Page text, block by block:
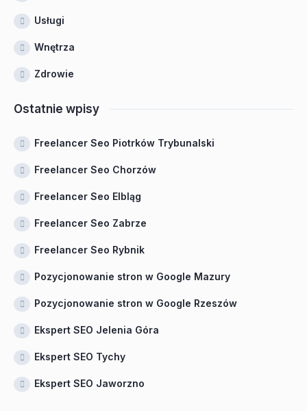
Usługi
Wnętrza
Zdrowie
Ostatnie wpisy
Freelancer Seo Piotrków Trybunalski
Freelancer Seo Chorzów
Freelancer Seo Elbląg
Freelancer Seo Zabrze
Freelancer Seo Rybnik
Pozycjonowanie stron w Google Mazury
Pozycjonowanie stron w Google Rzeszów
Ekspert SEO Jelenia Góra
Ekspert SEO Tychy
Ekspert SEO Jaworzno